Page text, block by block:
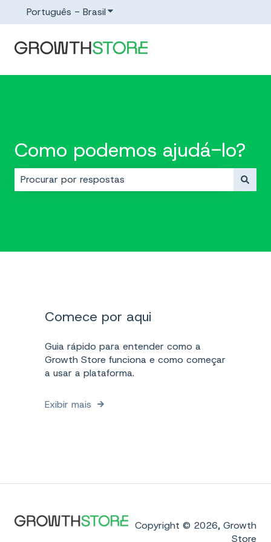
Português - BrasilMostrar submenu para traduções
Como podemos ajudá-lo?
Comece por aqui
Guia rápido para entender como a
Growth Store funciona e como começar
a usar a plataforma.
Exibir mais
Copyright © 2026, Growth
Store